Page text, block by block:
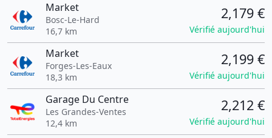
Market
Bosc-Le-Hard
16,7 km
2,179 €
Vérifié aujourd'hui
Market
Forges-Les-Eaux
18,3 km
2,199 €
Vérifié aujourd'hui
Garage Du Centre
Les Grandes-Ventes
12,4 km
2,212 €
Vérifié aujourd'hui